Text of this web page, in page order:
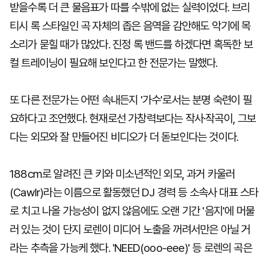
받을수록 더 큰 물음표가 따를 수밖에 없는 실력이었다. 브리
티시 록 스타일인 곡 자체의 좁은 음역을 감안해도 악기에 목
소리가 묻힐 때가 많았다. 진정 록 밴드를 하겠다면 혹독한 보
컬 트레이닝이 필요해 보인다고 한 전문가는 말했다.
또 다른 전문가는 어떤 속내든지 '가수'로서는 분명 숙련이 필
요하다고 조언했다. 현재로선 가창력보다는 작사·작곡이, 그보
다는 외모와 잘 만들어진 비디오가 더 돋보인다는 것이다.
188cm로 알려진 큰 키와 미소년적인 외모, 과거 카울러
(Cawlr)라는 이름으로 활동했던 DJ 경력 등 소속사 대표 스타
로 치고 나올 가능성이 없지 않음에도 오랜 기간 '음지'에 머물
러 있는 것이 단지 로렌이 미디어 노출을 꺼려서만은 아닐 거
라는 추측을 가능케 했다. 'NEED(ooo-eee)' 등 로렌의 곡은